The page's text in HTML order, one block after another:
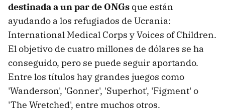
destinada a un par de ONGs que están
ayudando a los refugiados de Ucrania:
International Medical Corps y Voices of Children.
El objetivo de cuatro millones de dólares se ha
conseguido, pero se puede seguir aportando.
Entre los títulos hay grandes juegos como
'Wanderson', 'Gonner', 'Superhot', 'Figment' o
'The Wretched', entre muchos otros.